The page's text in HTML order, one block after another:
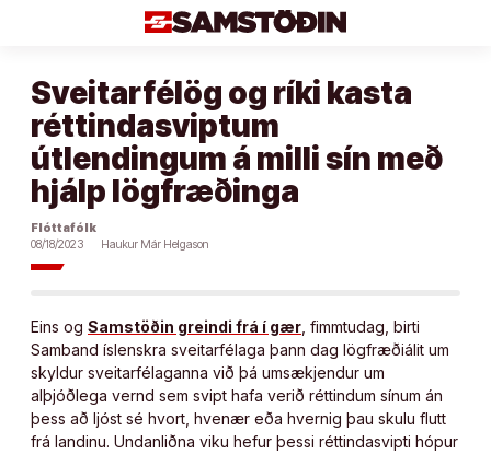
Sveitarfélög og ríki kasta
réttindasviptum
útlendingum á milli sín með
hjálp lögfræðinga
Flóttafólk
08/18/2023
Haukur Már Helgason
Eins og Samstöðin greindi frá í gær , fimmtudag, birti
Samband íslenskra sveitarfélaga þann dag lögfræðiálit um
skyldur sveitarfélaganna við þá umsækjendur um
alþjóðlega vernd sem svipt hafa verið réttindum sínum án
þess að ljóst sé hvort, hvenær eða hvernig þau skulu flutt
frá landinu. Undanliðna viku hefur þessi réttindasvipti hópur